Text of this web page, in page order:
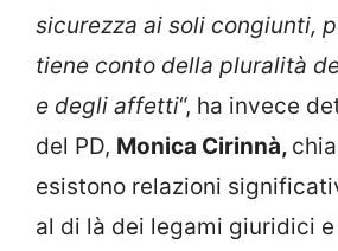
sicurezza ai soli congiunti,
tiene conto della pluralità
e degli affetti“, ha invece
del PD, Monica Cirinnà,
esistono relazioni
al di là dei legami giuridici